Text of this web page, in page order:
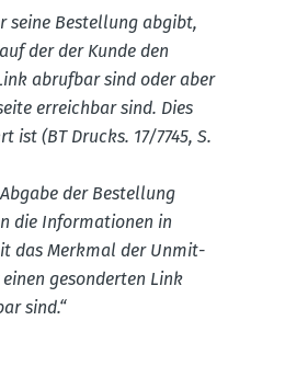
seine Bestellung ab­gibt,
der der Kunde den
abrufbar sind oder aber
erreichbar sind. Dies
(BT Drucks. 17/7745, S.
der Bestellung
die Informa­tionen in
das Merkmal der Unmit­
geson­derten Link
sind.“